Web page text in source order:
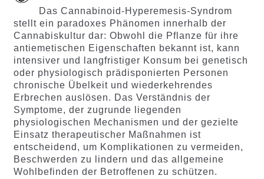
Das Cannabinoid-Hyperemesis-Syndrom
stellt ein paradoxes Phänomen innerhalb der
Cannabiskultur dar: Obwohl die Pflanze für ihre
antiemetischen Eigenschaften bekannt ist, kann
intensiver und langfristiger Konsum bei genetisch
oder physiologisch prädisponierten Personen
chronische Übelkeit und wiederkehrendes
Erbrechen auslösen. Das Verständnis der
Symptome, der zugrunde liegenden
physiologischen Mechanismen und der gezielte
Einsatz therapeutischer Maßnahmen ist
entscheidend, um Komplikationen zu vermeiden,
Beschwerden zu lindern und das allgemeine
Wohlbefinden der Betroffenen zu schützen.